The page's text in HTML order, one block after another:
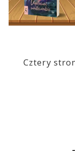
Cztery